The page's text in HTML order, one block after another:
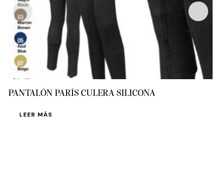
PANTALÓN PARÍS CULERA SILICONA
LEER MÁS